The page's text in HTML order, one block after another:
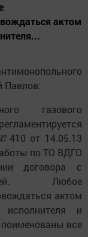
актом
Павлов:
газового
от 14.05.13
по ТО ВДГО
договора с
Любое
актом
и
все